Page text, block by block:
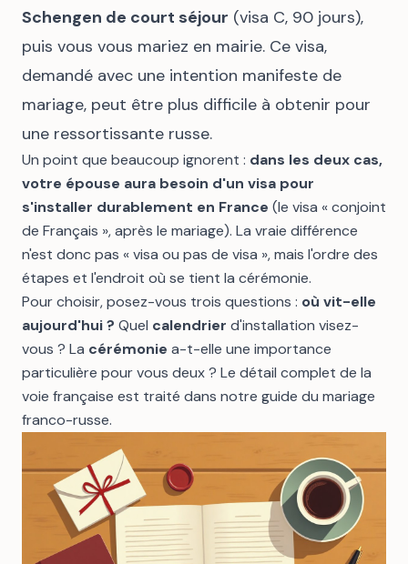
Schengen de court séjour (visa C, 90 jours),
puis vous vous mariez en mairie. Ce visa,
demandé avec une intention manifeste de
mariage, peut être plus difficile à obtenir pour
une ressortissante russe.
Un point que beaucoup ignorent : dans les deux cas,
votre épouse aura besoin d'un visa pour
s'installer durablement en France (le visa « conjoint
de Français », après le mariage). La vraie différence
n'est donc pas « visa ou pas de visa », mais l'ordre des
étapes et l'endroit où se tient la cérémonie.
Pour choisir, posez-vous trois questions : où vit-elle
aujourd'hui ? Quel calendrier d'installation visez-
vous ? La cérémonie a-t-elle une importance
particulière pour vous deux ? Le détail complet de la
voie française est traité dans notre guide du mariage
franco-russe.